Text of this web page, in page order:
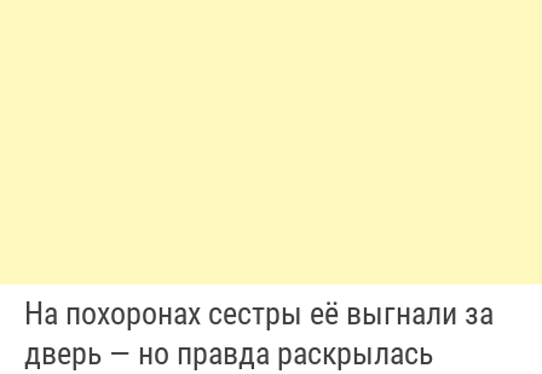
На похоронах сестры её выгнали за
дверь — но правда раскрылась